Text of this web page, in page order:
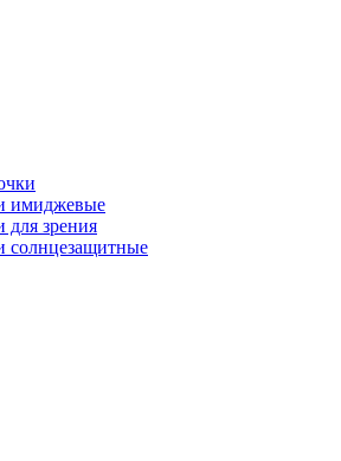
имиджевые
для зрения
солнцезащитные